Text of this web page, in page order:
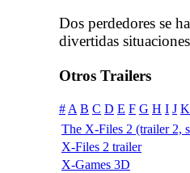
Dos perdedores se
divertidas
Otros Trailers
# A B C D E F G H I J K
The X-Files 2 (trailer 2,
X-Files 2 trailer
X-Games 3D